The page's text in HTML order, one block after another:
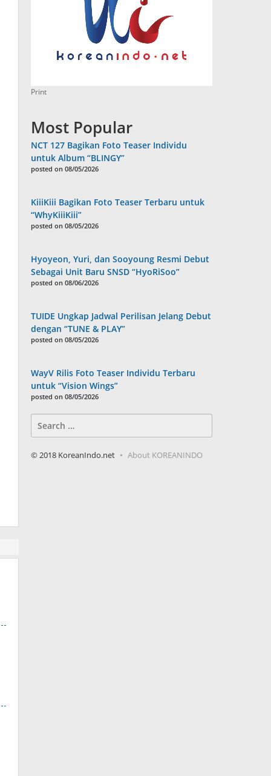
Print
Most Popular
NCT 127 Bagikan Foto Teaser Individu
untuk Album “BLINGY”
posted on 08/05/2026
KiiiKiii Bagikan Foto Teaser Terbaru untuk
“WhyKiiiKiii”
posted on 08/05/2026
Hyoyeon, Yuri, dan Sooyoung Resmi Debut
Sebagai Unit Baru SNSD “HyoRiSoo”
posted on 08/06/2026
TUIDE Ungkap Jadwal Perilisan Jelang Debut
dengan “TUNE & PLAY”
posted on 08/05/2026
WayV Rilis Foto Teaser Individu Terbaru
untuk “Vision Wings”
posted on 08/05/2026
for:
© 2018 KoreanIndo.net About KOREANINDO